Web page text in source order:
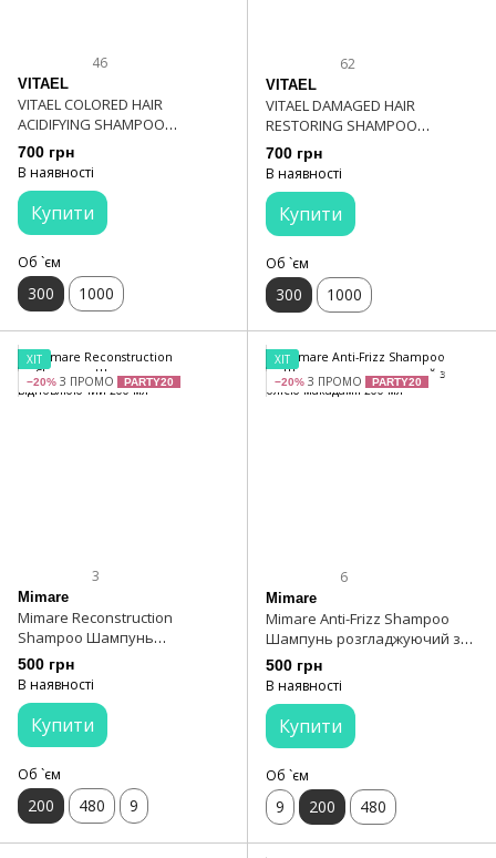
46
VITAEL
VITAEL COLORED HAIR
ACIDIFYING SHAMPOO
Шампунь для фарбованого
волосся 300 мл
700 грн
В наявності
Купити
Об `єм
300 1000
62
VITAEL
VITAEL DAMAGED HAIR
RESTORING SHAMPOO
Шампунь відновлюючий для
пошкодженого волосся 300 мл
700 грн
В наявності
Купити
Об `єм
300 1000
ХІТ
−20% З ПРОМО PARTY20
3
Mimare
Mimare Reconstruction
Shampoo Шампунь
відновлюючий 200 мл
500 грн
В наявності
Купити
Об `єм
200 480 9
ХІТ
−20% З ПРОМО PARTY20
6
Mimare
Mimare Anti-Frizz Shampoo
Шампунь розгладжуючий з
олією макадамії 200 мл
500 грн
В наявності
Купити
Об `єм
9 200 480